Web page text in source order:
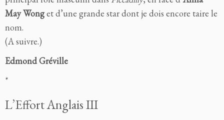
May Wonget d’une grande star dont je dois encore taire le
nom.
(Asuivre.)
Edmond Gréville
*
L’Effort Anglais III